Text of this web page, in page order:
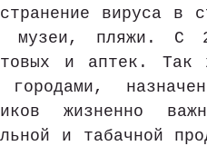
вируса в
музеи, пляжи. С
и аптек. Так
городами,
жизненно
и табачной